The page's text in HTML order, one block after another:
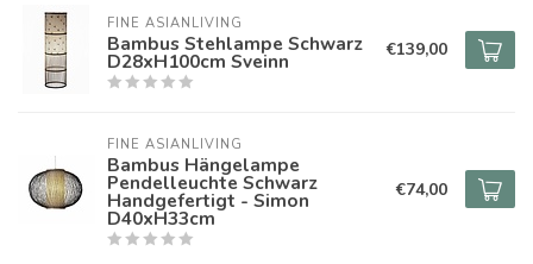
FINE ASIANLIVING
Bambus Stehlampe Schwarz
D28xH100cm Sveinn €139,00
FINE ASIANLIVING
Bambus Hängelampe
Pendelleuchte Schwarz
Handgefertigt - Simon
D40xH33cm
€74,00